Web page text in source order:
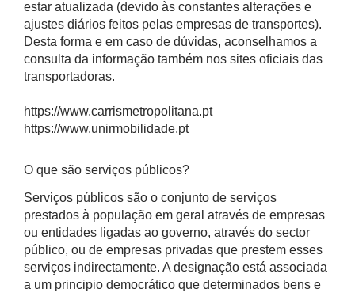
estar atualizada (devido às constantes alterações e
ajustes diários feitos pelas empresas de transportes).
Desta forma e em caso de dúvidas, aconselhamos a
consulta da informação também nos sites oficiais das
transportadoras.
https://www.carrismetropolitana.pt
https://www.unirmobilidade.pt
O que são serviços públicos?
Serviços públicos são o conjunto de serviços
prestados à população em geral através de empresas
ou entidades ligadas ao governo, através do sector
público, ou de empresas privadas que prestem esses
serviços indirectamente. A designação está associada
a um principio democrático que determinados bens e